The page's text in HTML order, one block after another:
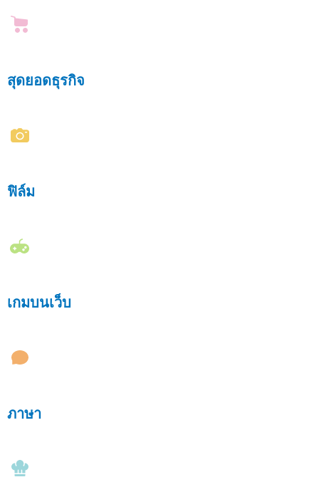
สุดยอดธุรกิจ
ฟิล์ม
เกมบนเว็บ
ภาษา